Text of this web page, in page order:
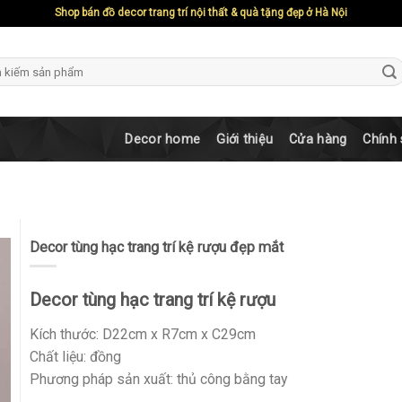
Shop bán đồ decor trang trí nội thất & quà tặng đẹp ở Hà Nội
Decor home Giới thiệu Cửa hàng Chính
Decor tùng hạc trang trí kệ rượu đẹp mắt
Decor tùng hạc trang trí kệ rượu
Kích thước: D22cm x R7cm x C29cm
Chất liệu: đồng
Phương pháp sản xuất: thủ công bằng tay